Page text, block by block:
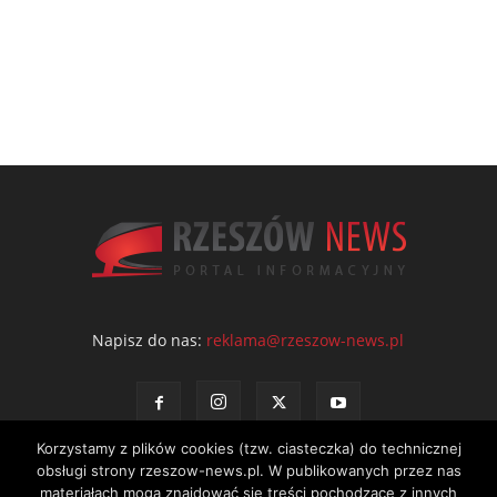
Napisz do nas: reklama@rzeszow-news.pl
Korzystamy z plików cookies (tzw. ciasteczka) do technicznej
obsługi strony rzeszow-news.pl. W publikowanych przez nas
materiałach mogą znajdować się treści pochodzące z innych